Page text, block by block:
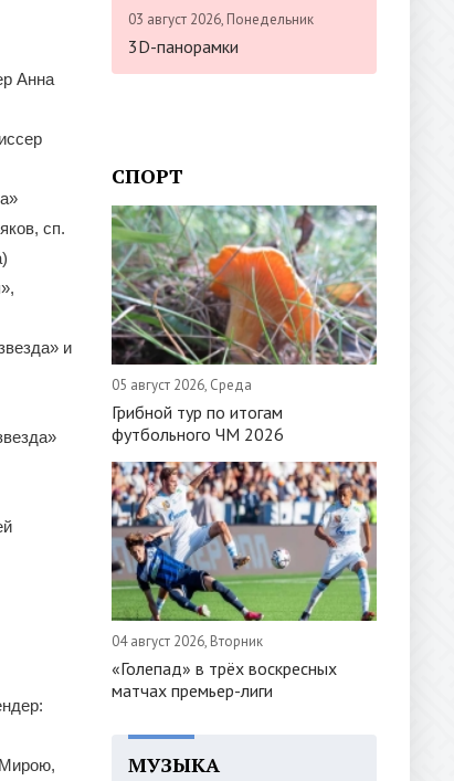
Анна
сп.
и
03 август 2026, Понедельник
3D-панорамки
СПОРТ
05 август 2026, Среда
Грибной тур по итогам
футбольного ЧМ 2026
04 август 2026, Вторник
«Голепад» в трёх воскресных
матчах премьер-лиги
МУЗЫКА